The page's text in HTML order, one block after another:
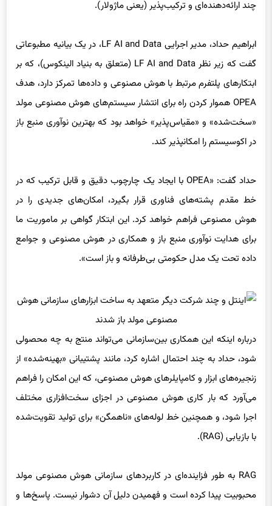
ابراهیم حداد، مدیر اجرایی LF AI and Data، در یک بیانیه مطبوعاتی
ابتکارهای پلتفرم مرتبط با هوش مصنوعی و داده‌ها تمرکز دارد، هدف
OPEA هموار کردن راه برای انتشار سیستم‌های هوش مصنوعی مولد
«سخت‌شده» و «مقیاس‌پذیر» خواهد بود که بهترین نوآوری منبع باز
در اکوسیستم را امکانپذیر کند.
حداد گفت: «OPEA با ایجاد یک چارچوب دقیق و قابل ترکیب که در
هوش مصنوعی فراهم خواهد کرد. این ابتکار گواهی بر ماموریت ما
برای هدایت نوآوری منبع باز و همکاری در هوش مصنوعی و جوامع
داده تحت یک مدل حکومتی بی‌طرفانه و باز است».
درباره اینکه این همکاری بین‌سازمانی می‌تواند منتج به چه محصولی
شود، حداد به چند احتمال اشاره کرد، مانند پشتیبانی «بهینه‌شده» از
زنجیره‌های ابزار و کامپایلرهای هوش مصنوعی، که این امکان را فراهم
می‌آورد که بار کاری هوش مصنوعی در اجزای سخت‌افزاری مختلف
اجرا شود، و همچنین خط لوله‌های «ناهمگن» برای تولید تقویت‌شده
با بازیابی (RAG).
RAG به طور فزاینده‌ای در کاربردهای سازمانی هوش مصنوعی مولد
اقدامات بیشتر مدل‌های هوش مصنوعی مولد به داده‌هایی محدود
می‌شود که با استفاده از آنها آموزش دیده‌اند. اما با RAG، پایگاه دانش